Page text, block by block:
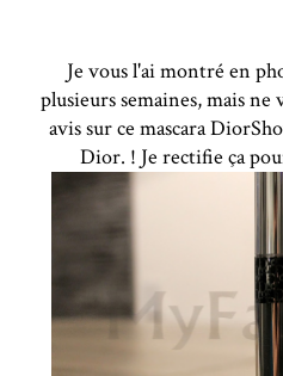
Je vous l'ai montré en
plusieurs semaines, mais
avis sur ce mascara
Dior. ! Je rectifie ça